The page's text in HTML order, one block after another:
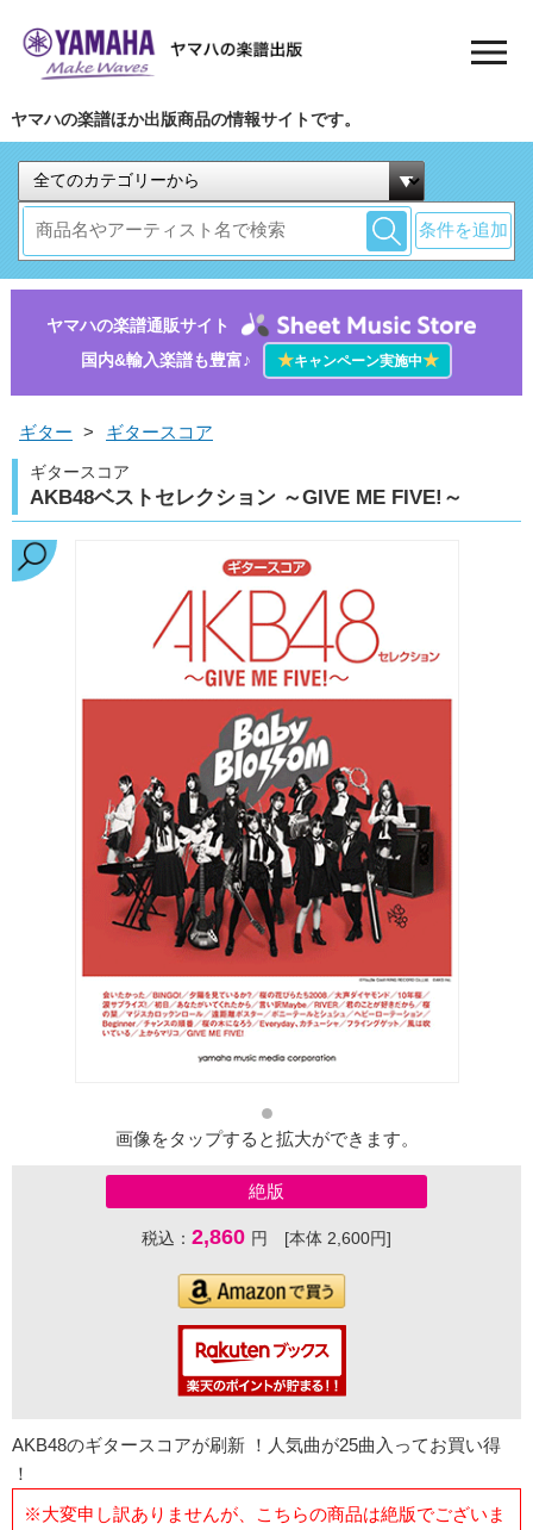
ヤマハの楽譜ほか出版商品の情報サイトです。
条件を追加
ヤマハの楽譜通販サイト
国内&輸入楽譜も豊富♪
★キャンペーン実施中★
ギター > ギタースコア
ギタースコア
AKB48ベストセレクション ～GIVE ME FIVE!～
画像をタップすると拡大ができます。
絶版
税込： 2,860 円 [本体 2,600円]
AKB48のギタースコアが刷新 ！人気曲が25曲入ってお買い得
！
※大変申し訳ありませんが、こちらの商品は絶版でございま